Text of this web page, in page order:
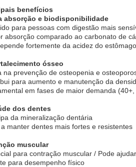
benefícios
absorção e biodisponibilidade
para pessoas com digestão mais
absorção comparado ao carbonato de
fortemente da acidez do estômago
ósseo
na prevenção de osteopenia e
para aumento e manutenção da
em fases de maior demanda
dos dentes
da mineralização dentária
manter dentes mais fortes e resistentes
muscular
para contração muscular / Pode
para desempenho físico